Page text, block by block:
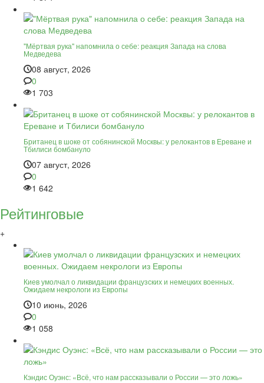
"Мёртвая рука" напомнила о себе: реакция Запада на слова
Медведева
08 август, 2026
0
1 703
Британец в шоке от собянинской Москвы: у релокантов в Ереване и
Тбилиси бомбануло
07 август, 2026
0
1 642
Рейтинговые
+
Киев умолчал о ликвидации французских и немецких военных.
Ожидаем некрологи из Европы
10 июнь, 2026
0
1 058
Кэндис Оуэнс: «Всё, что нам рассказывали о России — это ложь»